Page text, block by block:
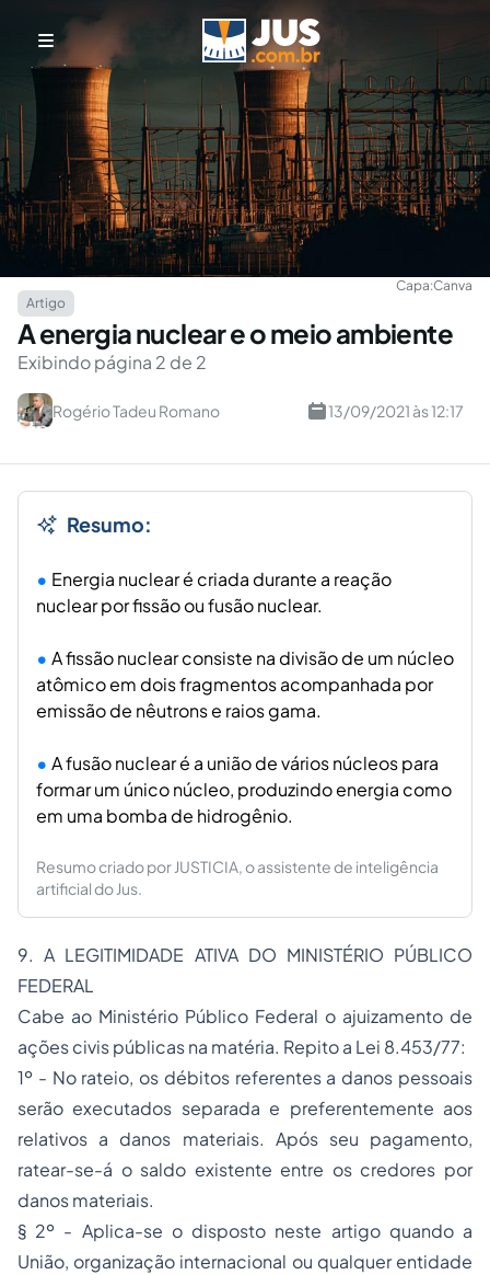
Capa:Canva
Artigo
A energia nuclear e o meio ambiente
Exibindo página 2 de 2
Rogério Tadeu Romano 13/09/2021 às 12:17
Resumo:
Energia nuclear é criada durante a reação
nuclear por fissão ou fusão nuclear.
A fissão nuclear consiste na divisão de um núcleo
atômico em dois fragmentos acompanhada por
emissão de nêutrons e raios gama.
A fusão nuclear é a união de vários núcleos para
formar um único núcleo, produzindo energia como
em uma bomba de hidrogênio.
Resumo criado por JUSTICIA, o assistente de inteligência
artificial do Jus.
9. A LEGITIMIDADE ATIVA DO MINISTÉRIO PÚBLICO
FEDERAL
Cabe ao Ministério Público Federal o ajuizamento de
ações civis públicas na matéria. Repito a Lei 8.453/77:
1º - No rateio, os débitos referentes a danos pessoais
serão executados separada e preferentemente aos
relativos a danos materiais. Após seu pagamento,
ratear-se-á o saldo existente entre os credores por
danos materiais.
§ 2º - Aplica-se o disposto neste artigo quando a
União, organização internacional ou qualquer entidade